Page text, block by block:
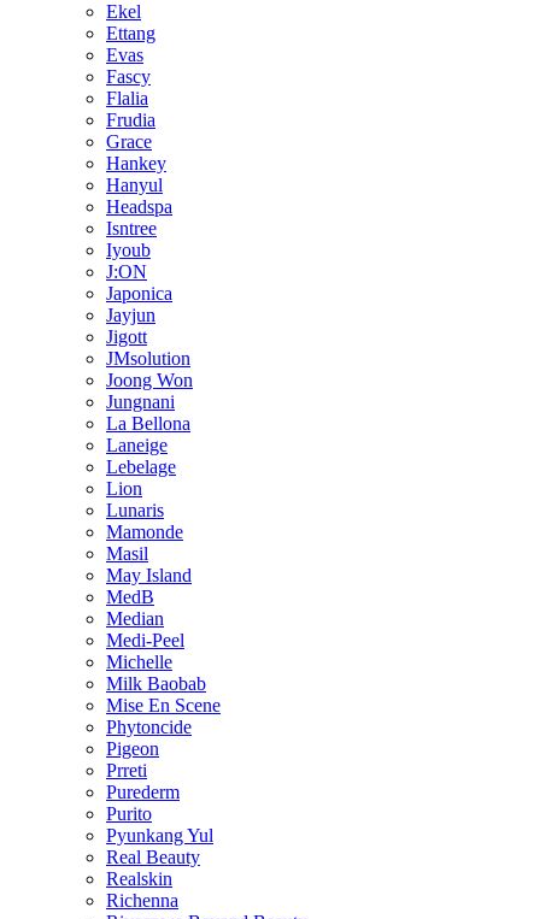
Ekel
Ettang
Evas
Fascy
Flalia
Frudia
Grace
Hankey
Hanyul
Headspa
Isntree
Iyoub
J:ON
Japonica
Jayjun
Jigott
JMsolution
Joong Won
Jungnani
La Bellona
Laneige
Lebelage
Lion
Lunaris
Mamonde
Masil
May Island
MedB
Median
Medi-Peel
Michelle
Milk Baobab
Mise En Scene
Phytoncide
Pigeon
Prreti
Purederm
Purito
Pyunkang Yul
Real Beauty
Realskin
Richenna